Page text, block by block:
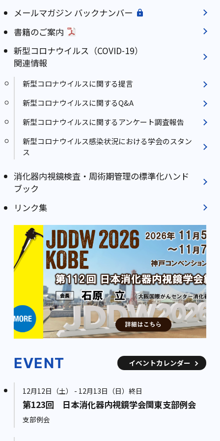
メールマガジン バックナンバー
書籍のご案内
新型コロナウイルス（COVID-19）
関連情報
新型コロナウイルスに関する提言
新型コロナウイルスに関するQ&A
新型コロナウイルスに関するアンケート調査報告
新型コロナウイルス感染状況における学会のスタン
ス
消化器内視鏡検査・周術期管理の標準化ハンド
ブック
リンク集
EVENT イベントカレンダー
12月12日（土） - 12月13日（日）終日
第123回 日本消化器内視鏡学会関東支部例会
支部例会